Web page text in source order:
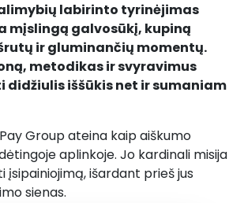
labirinto tyrinėjimas
mįslingą galvosūkį, kupiną
ir gluminančių momentų.
metodikas ir svyravimus
didžiulis iššūkis net ir sumaniam
Group ateina kaip aiškumo
aplinkoje. Jo kardinali misija
įsipainiojimą, išardant prieš jus
sienas.